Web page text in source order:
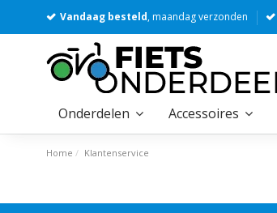
Vandaag besteld, maandag verzonden
Onderdelen Accessoires
Home Klantenservice